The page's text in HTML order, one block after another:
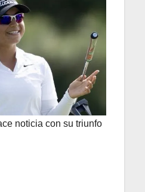
noticia con su triunfo